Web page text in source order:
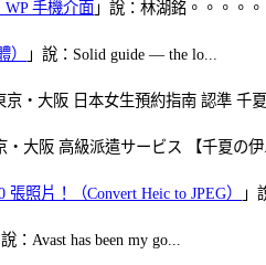
WP 手機介面 」說：林湖銘。。。。。
） 」說：Solid guide — the lo...
京・大阪 日本女生預約指南 認準 千夏
・大阪 高級派遣サービス 【千夏の伊
照片！（Convert Heic to JPEG） 」
說：Avast has been my go...